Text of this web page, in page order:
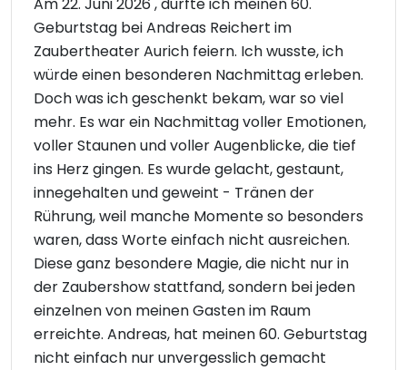
Am 22. Juni 2026 , durfte ich meinen 60.
Geburtstag bei Andreas Reichert im
Zaubertheater Aurich feiern. Ich wusste, ich
würde einen besonderen Nachmittag erleben.
Doch was ich geschenkt bekam, war so viel
mehr. Es war ein Nachmittag voller Emotionen,
voller Staunen und voller Augenblicke, die tief
ins Herz gingen. Es wurde gelacht, gestaunt,
innegehalten und geweint - Tränen der
Rührung, weil manche Momente so besonders
waren, dass Worte einfach nicht ausreichen.
Diese ganz besondere Magie, die nicht nur in
der Zaubershow stattfand, sondern bei jeden
einzelnen von meinen Gasten im Raum
erreichte. Andreas, hat meinen 60. Geburtstag
nicht einfach nur unvergesslich gemacht